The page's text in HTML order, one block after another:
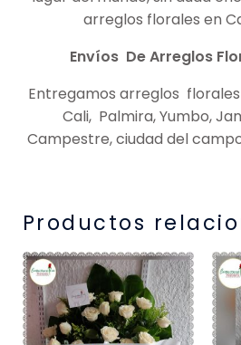
arreglos florales en
Envíos De Arreglos
Entregamos arreglos
Cali, Palmira, Yumbo,
Campestre, ciudad del
Productos